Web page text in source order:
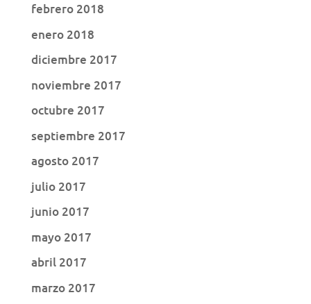
febrero 2018
enero 2018
diciembre 2017
noviembre 2017
octubre 2017
septiembre 2017
agosto 2017
julio 2017
junio 2017
mayo 2017
abril 2017
marzo 2017